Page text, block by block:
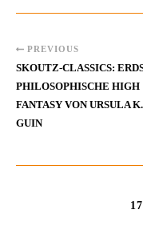
PREVIOUS
SKOUTZ-CLASSICS:
PHILOSOPHISCHE HIGH
FANTASY VON URSULA
GUIN